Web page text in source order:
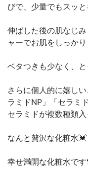
びで、少量でもスッ
伸ばした後の肌なじ
ャーでお肌をしっか
ベタつきも少なく、
さらに個人的に嬉し
ラミドNP」「セラミ
セラミドが複数種類
なんと贅沢な化粧水💓
幸せ満開な化粧水で